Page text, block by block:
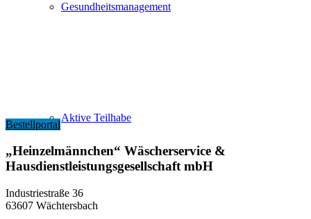
Gesundheitsmanagement
Aktive Teilhabe
Bestellportal
„Heinzelmännchen“ Wäscherservice &
Hausdienstleistungsgesellschaft mbH
Industriestraße 36
63607 Wächtersbach